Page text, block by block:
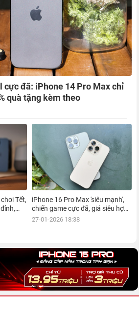
cực đã: iPhone 14 Pro Max chỉ
quà tặng kèm theo
Tết,
iPhone 16 Pro Max 'siêu mạnh',
chiến game cực đã, giá siêu hợp
lý, mua ngay!
27-01-2026 18:38